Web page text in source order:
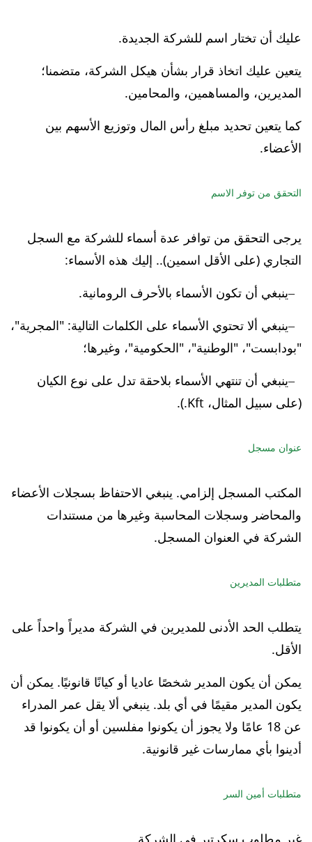
عليك أن تختار اسم للشركة الجديدة.
يتعين عليك اتخاذ قرار بشأن هيكل الشركة، متضمنا؛
المديرين، والمساهمين، والمحامين.
كما يتعين تحديد مبلغ رأس المال وتوزيع الأسهم بين
الأعضاء.
التحقق من توفر الاسم
يرجى التحقق من توافر عدة أسماء للشركة مع السجل
التجاري (على الأقل اسمين).. إليك هذه الأسماء:
ينبغي أن تكون الأسماء بالأحرف الرومانية.
ينبغي ألا تحتوي الأسماء على الكلمات التالية: "المجرية"،
"بودابست"، "الوطنية"، "الحكومية"، وغيرها؛
ينبغي أن تنتهي الأسماء بلاحقة تدل على نوع الكيان
(على سبيل المثال، Kft.).
عنوان مسجل
المكتب المسجل إلزامي. ينبغي الاحتفاظ بسجلات الأعضاء
والمحاضر وسجلات المحاسبة وغيرها من مستندات
الشركة في العنوان المسجل.
متطلبات المديرين
يتطلب الحد الأدنى للمديرين في الشركة مديراً واحداً على
الأقل.
يمكن أن يكون المدير شخصًا عاديا أو كيانًا قانونيًا. يمكن أن
يكون المدير مقيمًا في أي بلد. ينبغي ألا يقل عمر المدراء
عن 18 عامًا ولا يجوز أن يكونوا مفلسين أو أن يكونوا قد
أدينوا بأي ممارسات غير قانونية.
متطلبات أمين السر
غير مطلوب سكرتير في الشركة.